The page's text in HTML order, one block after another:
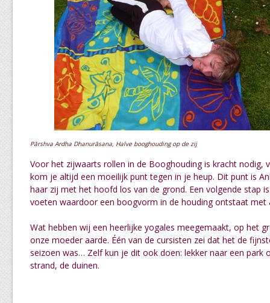
Pārshva Ardha Dhanurāsana, Halve booghouding op de zij
Voor het zijwaarts rollen in de Booghouding is kracht nodig,
kom je altijd een moeilijk punt tegen in je heup. Dit punt is
haar zij met het hoofd los van de grond. Een volgende stap
voeten waardoor een boogvorm in de houding ontstaat met
Wat hebben wij een heerlijke yogales meegemaakt, op het
onze moeder aarde. Één van de cursisten zei dat het de
seizoen was… Zelf kun je dit ook doen: lekker naar een park
strand, de duinen.